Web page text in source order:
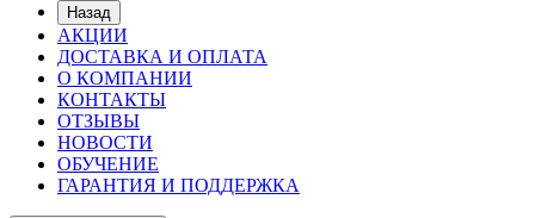
Назад
АКЦИИ
ДОСТАВКА И ОПЛАТА
О КОМПАНИИ
КОНТАКТЫ
ОТЗЫВЫ
НОВОСТИ
ОБУЧЕНИЕ
ГАРАНТИЯ И ПОДДЕРЖКА